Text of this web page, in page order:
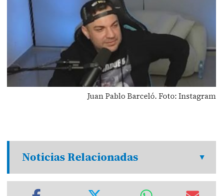
Juan Pablo Barceló. Foto: Instagram
Noticias Relacionadas